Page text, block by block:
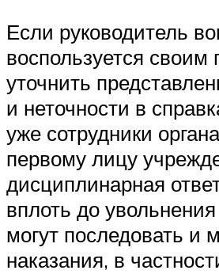
Если руководитель
воспользуется своим
уточнить
и неточности в
уже сотрудники
первому лицу
дисциплинарная
вплоть до
могут последовать и
наказания, в